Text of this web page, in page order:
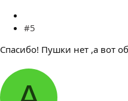
#5
Спасибо! Пушки нет ,а вот